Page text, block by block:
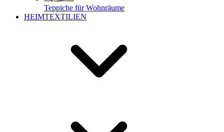
Teppiche für Wohnräume
HEIMTEXTILIEN